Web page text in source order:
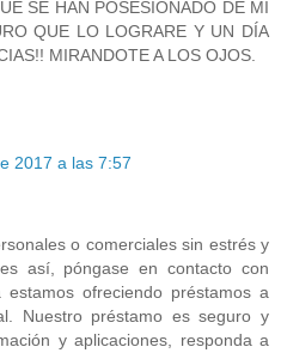
SE HAN POSESIONADO DE MI
QUE LO LOGRARE Y UN DÍA
MIRANDOTE A LOS OJOS.
2017 a las 7:57
o comerciales sin estrés y
así, póngase en contacto con
ofreciendo préstamos a
Nuestro préstamo es seguro y
y aplicaciones, responda a